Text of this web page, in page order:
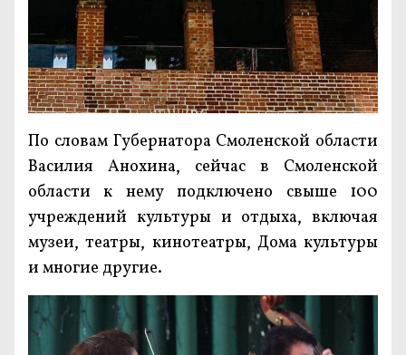
По словам Губернатора Смоленской области
Василия Анохина, сейчас в Смоленской
области к нему подключено свыше 100
учреждений культуры и отдыха, включая
музеи, театры, кинотеатры, Дома культуры
и многие другие.